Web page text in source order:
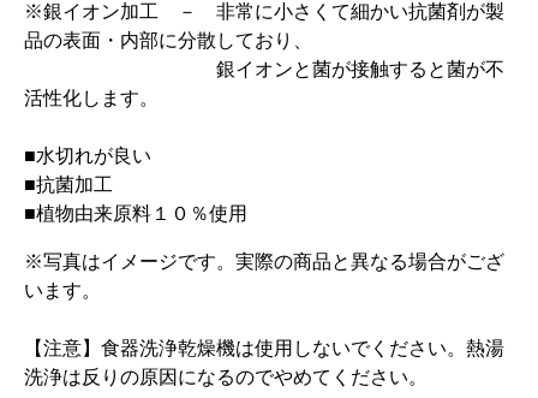
※銀イオン加工 － 非常に小さくて細かい抗菌剤が製
品の表面・内部に分散しており、
銀イオンと菌が接触すると菌が不
活性化します。
■水切れが良い
■抗菌加工
■植物由来原料１０％使用
※写真はイメージです。実際の商品と異なる場合がござ
います。
【注意】食器洗浄乾燥機は使用しないでください。熱湯
洗浄は反りの原因になるのでやめてください。